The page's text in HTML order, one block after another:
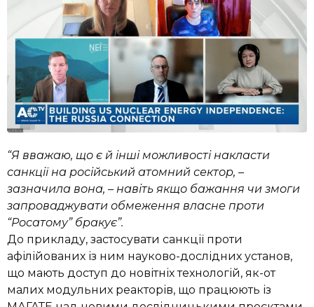
“Я вважаю, що є й інші можливості накласти
санкції на російський атомний сектор, –
зазначила вона, – навіть якщо бажання чи змоги
запроваджувати обмеження власне проти
“Росатому” бракує”.
До прикладу, застосувати санкції проти
афілійованих із ним науково-дослідних установ,
що мають доступ до новітніх технологій, як-от
малих модульних реакторів, що працюють із